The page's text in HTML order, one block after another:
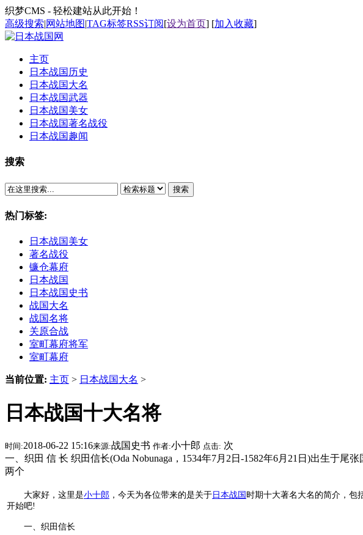
织梦CMS - 轻松建站从此开始！
高级搜索|网站地图|TAG标签RSS订阅[设为首页] [加入收藏]
主页
日本战国历史
日本战国大名
日本战国武器
日本战国美女
日本战国著名战役
日本战国趣闻
搜索
搜索
热门标签:
日本战国美女
著名战役
镰仓幕府
日本战国
日本战国史书
战国大名
战国名将
关原合战
室町幕府将军
室町幕府
当前位置: 主页 > 日本战国大名 >
日本战国十大名将
时间:2018-06-22 15:16来源:战国史书 作者:小十郎 点击: 次
一、织田 信 长 织田信长(Oda Nobunaga，1534年7月2日-1582年6月21日)出生于
两个
大家好，这里是小十郎 ，今天为各位带来的是关于 日本战国 时期十大著名大名的简介，包
开始吧!
一、织田信长